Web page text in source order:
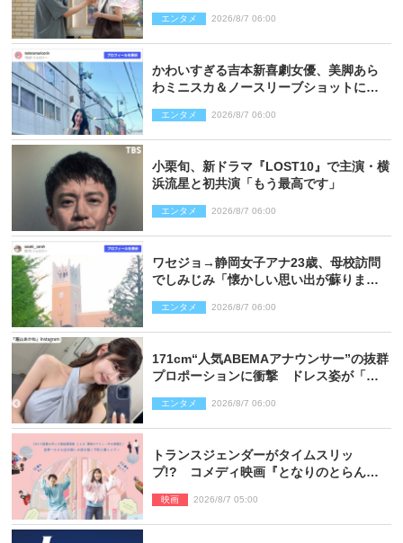
エンタメ 2026/8/7 06:00
かわいすぎる吉本新喜劇女優、美脚あら
わミニスカ＆ノースリーブショットに反
エンタメ 2026/8/7 06:00
小栗旬、新ドラマ『LOST10』で主演・横
浜流星と初共演「もう最高です」
エンタメ 2026/8/7 06:00
ワセジョ→静岡女子アナ23歳、母校訪問
でしみじみ「懐かしい思い出が蘇りまし
エンタメ 2026/8/7 06:00
171cm“人気ABEMAアナウンサー”の抜群
プロポーションに衝撃 ドレス姿が「美
エンタメ 2026/8/7 06:00
トランスジェンダーがタイムスリッ
プ!? コメディ映画『となりのとらんす
映画 2026/8/7 05:00